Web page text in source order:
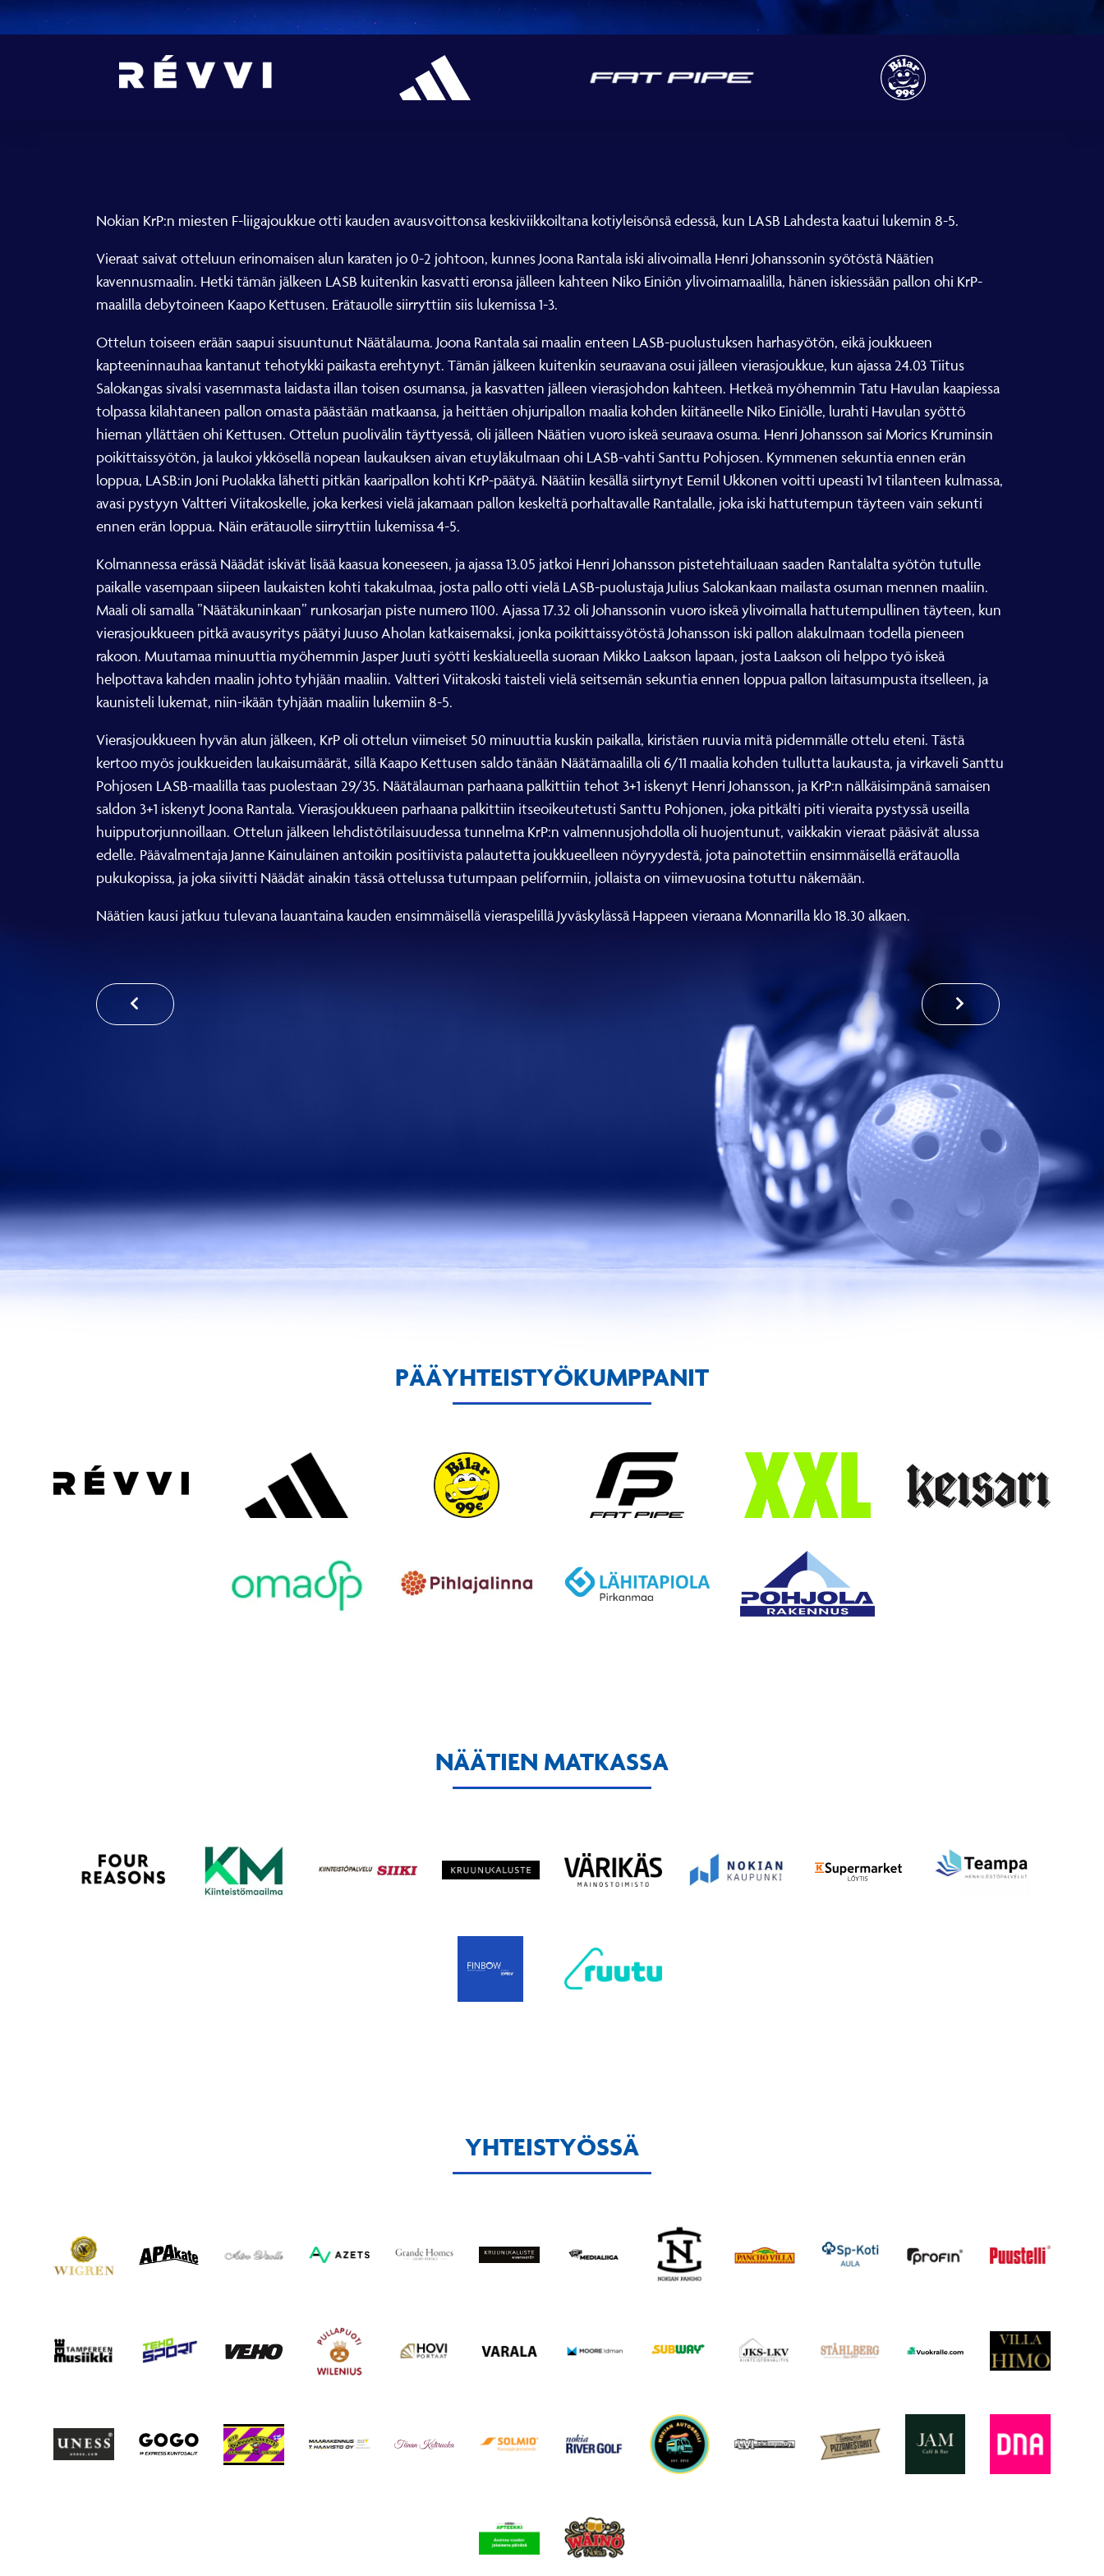
Nokian KrP:n miesten F-liigajoukkue otti kauden avausvoittonsa keskiviikkoiltana kotiyleisönsä edessä, kun LASB Lahdesta kaatui lukemin 8-5.
Vieraat saivat otteluun erinomaisen alun karaten jo 0-2 johtoon, kunnes Joona Rantala iski alivoimalla Henri Johanssonin syötöstä Näätien
kavennusmaalin. Hetki tämän jälkeen LASB kuitenkin kasvatti eronsa jälleen kahteen Niko Einiön ylivoimamaalilla, hänen iskiessään pallon ohi KrP-
maalilla debytoineen Kaapo Kettusen. Erätauolle siirryttiin siis lukemissa 1-3.
Ottelun toiseen erään saapui sisuuntunut Näätälauma. Joona Rantala sai maalin enteen LASB-puolustuksen harhasyötön, eikä joukkueen
kapteeninnauhaa kantanut tehotykki paikasta erehtynyt. Tämän jälkeen kuitenkin seuraavana osui jälleen vierasjoukkue, kun ajassa 24.03 Tiitus
Salokangas sivalsi vasemmasta laidasta illan toisen osumansa, ja kasvatten jälleen vierasjohdon kahteen. Hetkeä myöhemmin Tatu Havulan kaapiessa
tolpassa kilahtaneen pallon omasta päästään matkaansa, ja heittäen ohjuripallon maalia kohden kiitäneelle Niko Einiölle, lurahti Havulan syöttö
hieman yllättäen ohi Kettusen. Ottelun puolivälin täyttyessä, oli jälleen Näätien vuoro iskeä seuraava osuma. Henri Johansson sai Morics Kruminsin
poikittaissyötön, ja laukoi ykkösellä nopean laukauksen aivan etuyläkulmaan ohi LASB-vahti Santtu Pohjosen. Kymmenen sekuntia ennen erän
loppua, LASB:in Joni Puolakka lähetti pitkän kaaripallon kohti KrP-päätyä. Näätiin kesällä siirtynyt Eemil Ukkonen voitti upeasti 1v1 tilanteen kulmassa,
avasi pystyyn Valtteri Viitakoskelle, joka kerkesi vielä jakamaan pallon keskeltä porhaltavalle Rantalalle, joka iski hattutempun täyteen vain sekunti
ennen erän loppua. Näin erätauolle siirryttiin lukemissa 4-5.
Kolmannessa erässä Näädät iskivät lisää kaasua koneeseen, ja ajassa 13.05 jatkoi Henri Johansson pistetehtailuaan saaden Rantalalta syötön tutulle
paikalle vasempaan siipeen laukaisten kohti takakulmaa, josta pallo otti vielä LASB-puolustaja Julius Salokankaan mailasta osuman mennen maaliin.
Maali oli samalla ”Näätäkuninkaan” runkosarjan piste numero 1100. Ajassa 17.32 oli Johanssonin vuoro iskeä ylivoimalla hattutempullinen täyteen, kun
vierasjoukkueen pitkä avausyritys päätyi Juuso Aholan katkaisemaksi, jonka poikittaissyötöstä Johansson iski pallon alakulmaan todella pieneen
rakoon. Muutamaa minuuttia myöhemmin Jasper Juuti syötti keskialueella suoraan Mikko Laakson lapaan, josta Laakson oli helppo työ iskeä
helpottava kahden maalin johto tyhjään maaliin. Valtteri Viitakoski taisteli vielä seitsemän sekuntia ennen loppua pallon laitasumpusta itselleen, ja
kaunisteli lukemat, niin-ikään tyhjään maaliin lukemiin 8-5.
Vierasjoukkueen hyvän alun jälkeen, KrP oli ottelun viimeiset 50 minuuttia kuskin paikalla, kiristäen ruuvia mitä pidemmälle ottelu eteni. Tästä
kertoo myös joukkueiden laukaisumäärät, sillä Kaapo Kettusen saldo tänään Näätämaalilla oli 6/11 maalia kohden tullutta laukausta, ja virkaveli Santtu
Pohjosen LASB-maalilla taas puolestaan 29/35. Näätälauman parhaana palkittiin tehot 3+1 iskenyt Henri Johansson, ja KrP:n nälkäisimpänä samaisen
saldon 3+1 iskenyt Joona Rantala. Vierasjoukkueen parhaana palkittiin itseoikeutetusti Santtu Pohjonen, joka pitkälti piti vieraita pystyssä useilla
huipputorjunnoillaan. Ottelun jälkeen lehdistötilaisuudessa tunnelma KrP:n valmennusjohdolla oli huojentunut, vaikkakin vieraat pääsivät alussa
edelle. Päävalmentaja Janne Kainulainen antoikin positiivista palautetta joukkueelleen nöyryydestä, jota painotettiin ensimmäisellä erätauolla
pukukopissa, ja joka siivitti Näädät ainakin tässä ottelussa tutumpaan peliformiin, jollaista on viimevuosina totuttu näkemään.
Näätien kausi jatkuu tulevana lauantaina kauden ensimmäisellä vieraspelillä Jyväskylässä Happeen vieraana Monnarilla klo 18.30 alkaen.
PÄÄYHTEISTYÖKUMPPANIT
NÄÄTIEN MATKASSA
YHTEISTYÖSSÄ